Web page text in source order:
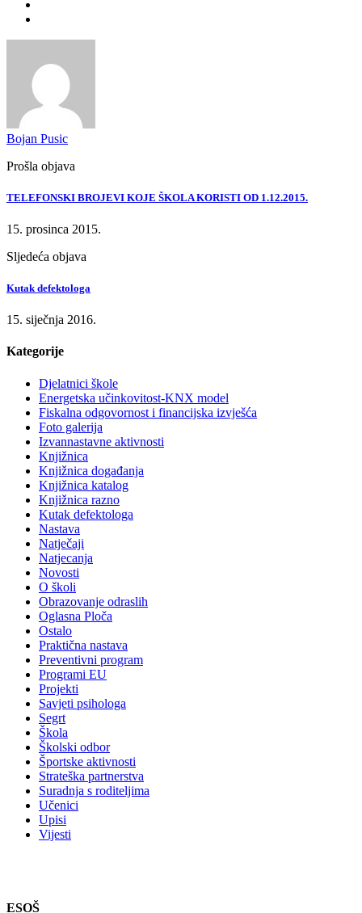
Bojan Pusic
Prošla objava
TELEFONSKI BROJEVI KOJE ŠKOLA KORISTI OD 1.12.2015.
15. prosinca 2015.
Sljedeća objava
Kutak defektologa
15. siječnja 2016.
Kategorije
Djelatnici škole
Energetska učinkovitost-KNX model
Fiskalna odgovornost i financijska izvješća
Foto galerija
Izvannastavne aktivnosti
Knjižnica
Knjižnica događanja
Knjižnica katalog
Knjižnica razno
Kutak defektologa
Nastava
Natječaji
Natjecanja
Novosti
O školi
Obrazovanje odraslih
Oglasna Ploča
Ostalo
Praktična nastava
Preventivni program
Programi EU
Projekti
Savjeti psihologa
Segrt
Škola
Školski odbor
Športske aktivnosti
Strateška partnerstva
Suradnja s roditeljima
Učenici
Upisi
Vijesti
ESOŠ